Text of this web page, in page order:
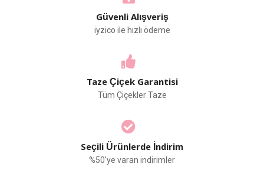
Güvenli Alışveriş
iyzico ile hızlı ödeme
Taze Çiçek Garantisi
Tüm Çiçekler Taze
Seçili Ürünlerde İndirim
%50'ye varan indirimler